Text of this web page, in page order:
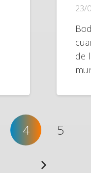
23/
de
4 5